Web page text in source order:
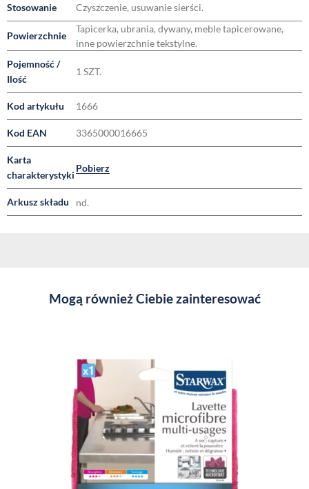
Stosowanie Czyszczenie, usuwanie sierści.
Powierzchnie
Tapicerka, ubrania, dywany, meble tapicerowane,
inne powierzchnie tekstylne.
Pojemność /
Ilość
1 SZT.
Kod artykułu 1666
Kod EAN 3365000016665
Karta
charakterystyki
Pobierz
Arkusz składu nd.
Mogą również Ciebie zainteresować